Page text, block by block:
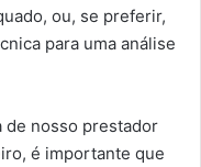
ou, se preferir,
para uma análise
de nosso prestador
é importante que